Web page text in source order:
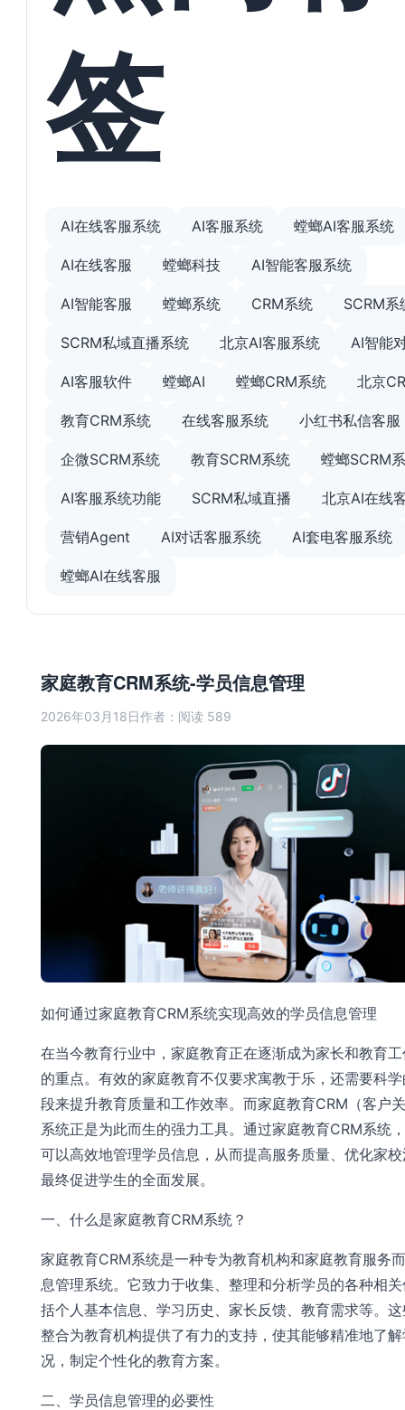
家庭教育CRM系统-学员信息管理
2026年03月18日作者： 阅读 589
如何通过家庭教育CRM系统实现高效的学员信息管理
在当今教育行业中，家庭教育正在逐渐成为家长和教育
的重点。有效的家庭教育不仅要求寓教于乐，还需要科
段来提升教育质量和工作效率。而家庭教育CRM（客户
系统正是为此而生的强力工具。通过家庭教育CRM系统
可以高效地管理学员信息，从而提高服务质量、优化家
最终促进学生的全面发展。
一、什么是家庭教育CRM系统？
家庭教育CRM系统是一种专为教育机构和家庭教育服务
息管理系统。它致力于收集、整理和分析学员的各种相
括个人基本信息、学习历史、家长反馈、教育需求等。
整合为教育机构提供了有力的支持，使其能够精准地了
况，制定个性化的教育方案。
二、学员信息管理的必要性
签
AI在线客服系统 AI客服系统 螳螂AI客服系统
AI在线客服 螳螂科技 AI智能客服系统
AI智能客服 螳螂系统 CRM系统 SCRM系
SCRM私域直播系统 北京AI客服系统 AI智能
AI客服软件 螳螂AI 螳螂CRM系统 北京
教育CRM系统 在线客服系统 小红书私信客服
企微SCRM系统 教育SCRM系统 螳螂SCRM
AI客服系统功能 SCRM私域直播 北京AI在线
营销Agent AI对话客服系统 AI套电客服系统
螳螂AI在线客服